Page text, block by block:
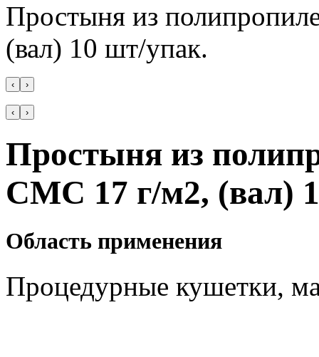
Простыня из
(вал) 10 шт/упак.
‹ ›
‹ ›
Простыня из
СМС 17 г/м2, (вал)
Область применения
Процедурные кушетки,